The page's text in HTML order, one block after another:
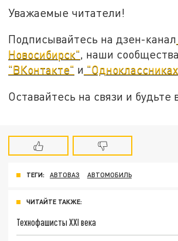
Уважаемые читатели!
Подписывайтесь на дзен-канал
Новосибирск", наши
"ВКонтакте" и
Оставайтесь на связи и будьте
ТЕГИ: АВТОВАЗ АВТОМОБИЛЬ
ЧИТАЙТЕ ТАКЖЕ:
Технофашисты XXI века